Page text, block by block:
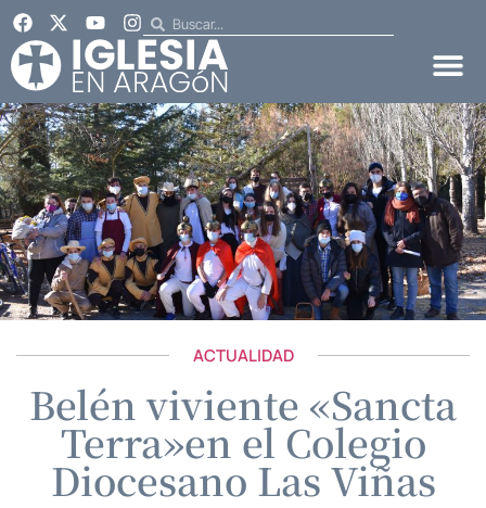
ACTUALIDAD
Belén viviente «Sancta
Terra»en el Colegio
Diocesano Las Viñas